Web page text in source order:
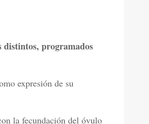
distintos, programa­dos
expresión de su
la fecundación del óvulo